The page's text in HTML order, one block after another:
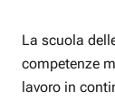
La scuola
competenze
lavoro in